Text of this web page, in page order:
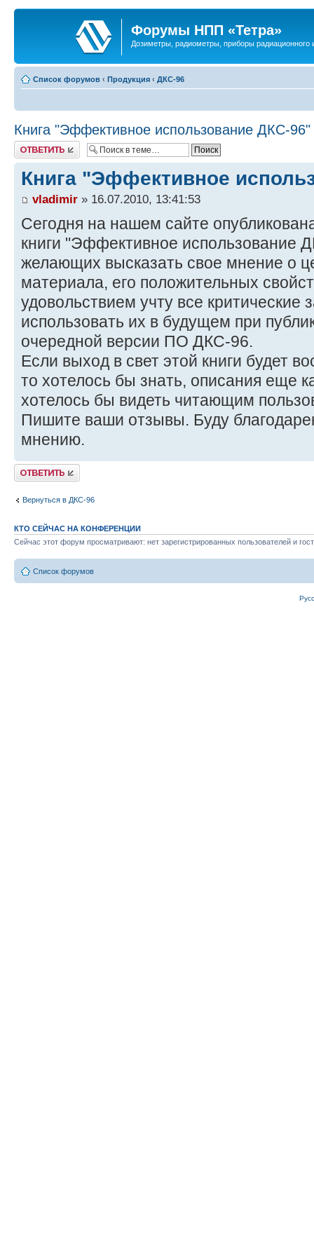
Форумы НПП «Тетра»
Дозиметры, радиометры, приборы радиационного
Список форумов ‹ Продукция ‹ ДКС-96
Книга "Эффективное использование ДКС-96"
Ответить
Книга "Эффективное
vladimir » 16.07.2010, 13:41:53
Сегодня на нашем сайте
книги "Эффективное использование
желающих высказать свое мнение о
материала, его положительных
удовольствием учту все критические
использовать их в будущем при
очередной версии ПО ДКС-96.
Если выход в свет этой книги будет
то хотелось бы знать, описания еще
хотелось бы видеть читающим
Пишите ваши отзывы. Буду
мнению.
Ответить
Вернуться в ДКС-96
КТО СЕЙЧАС НА КОНФЕРЕНЦИИ
Сейчас этот форум просматривают: нет зарегистрированных пользователей и
Список форумов